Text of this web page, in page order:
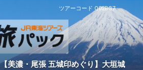
ツアーコード Q02BG7
濃・尾張 五城印めぐり】大垣城